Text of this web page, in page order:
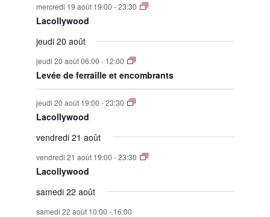
mercredi 19 août 19:00 -23:30
Lacollywood
jeudi 20 août
jeudi 20 août 06:00 - 12:00
Levée de ferraille et encombrants
jeudi 20 août 19:00 -23:30
Lacollywood
vendredi 21 août
vendredi 21 août 19:00 -23:30
Lacollywood
samedi 22 août
samedi 22 août 10:00 - 16:00